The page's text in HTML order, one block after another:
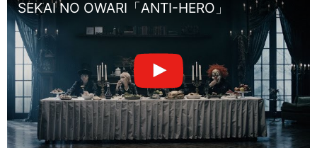
SEKAI NO OWARI「ANTI-HERO」